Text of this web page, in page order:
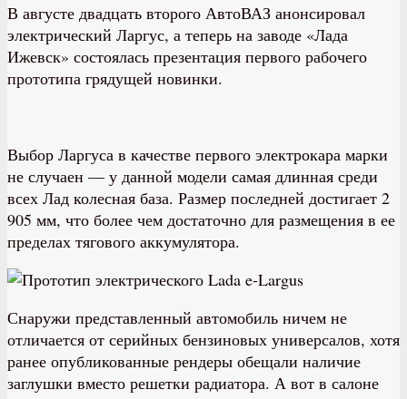
В августе двадцать второго АвтоВАЗ анонсировал
электрический Ларгус, а теперь на заводе «Лада
Ижевск» состоялась презентация первого рабочего
прототипа грядущей новинки.
Выбор Ларгуса в качестве первого электрокара марки
не случаен — у данной модели самая длинная среди
всех Лад колесная база. Размер последней достигает 2
905 мм, что более чем достаточно для размещения в ее
пределах тягового аккумулятора.
Снаружи представленный автомобиль ничем не
отличается от серийных бензиновых универсалов, хотя
ранее опубликованные рендеры обещали наличие
заглушки вместо решетки радиатора. А вот в салоне